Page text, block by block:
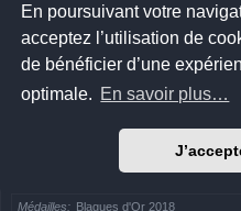
En poursuivant votre
acceptez l’utilisation de
de bénéficier d’une
optimale. En savoir plus…
Recipients
Topalavakkh
Médailles Blagues d'Or 2018